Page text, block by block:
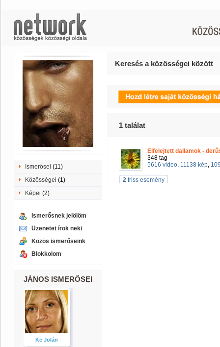
Ismerősei (11)
Közösségei (1)
Képei (2)
Ismerősnek jelölöm
Üzenetet írok neki
Közös ismerőseink
Blokkolom
JÁNOS ISMERŐSEI
Ke Jolán
Keresés a közösségei között
1 találat
Elfelejtett dallamok -
348 tag
5616 video, 11138 kép,
2 friss esemény